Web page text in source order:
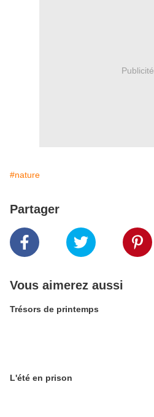
Publicité
#nature
Partager
Vous aimerez aussi
Trésors de printemps
L'été en prison